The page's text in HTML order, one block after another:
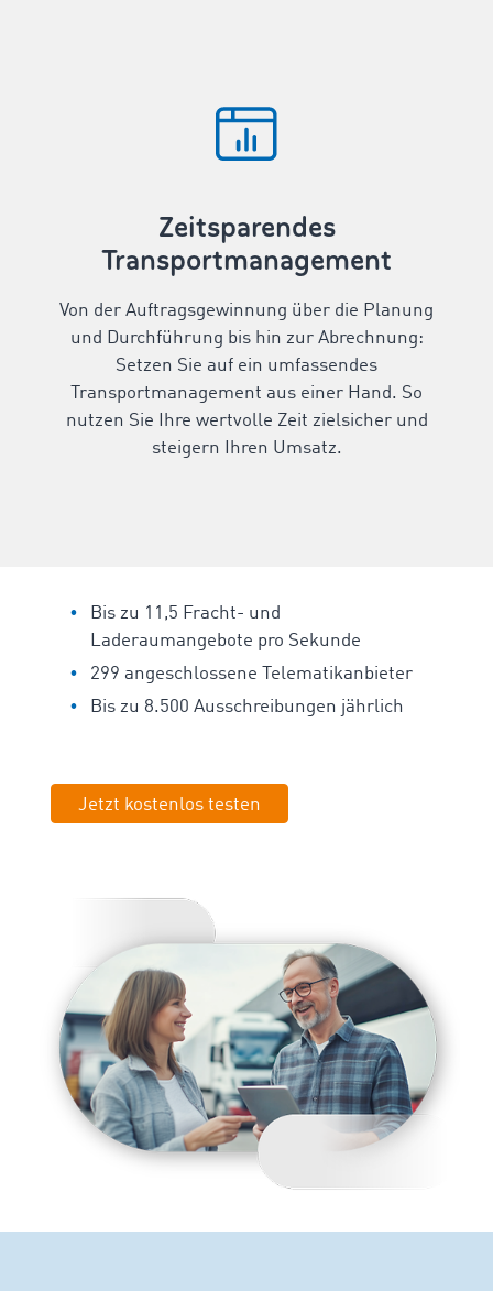
Zeitsparendes
Transportmanagement
Von der Auftragsgewinnung über die Planung
und Durchführung bis hin zur Abrechnung:
Setzen Sie auf ein umfassendes
Transportmanagement aus einer Hand. So
nutzen Sie Ihre wertvolle Zeit zielsicher und
steigern Ihren Umsatz.
Bis zu 11,5 Fracht- und
Laderaumangebote pro Sekunde
299 angeschlossene Telematikanbieter
Bis zu 8.500 Ausschreibungen jährlich
Jetzt kostenlos testen